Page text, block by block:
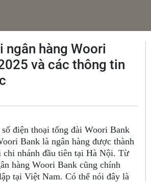
ngân hàng Woori
và các thông tin
điện thoại tổng đài Woori Bank
Bank là ngân hàng được thành
chi nhánh đầu tiên tại Hà Nội. Từ
hàng Woori Bank cũng chính
tại Việt Nam. Có thể nói đây là